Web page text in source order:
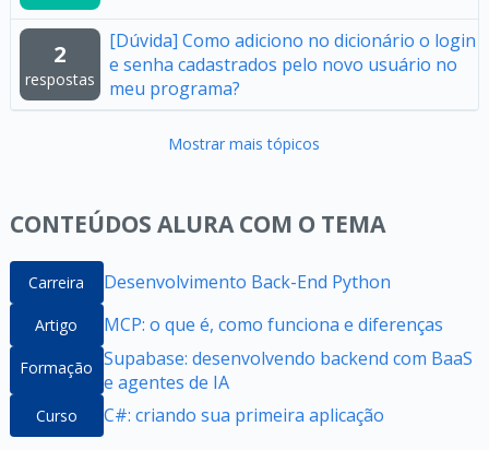
2
respostas
[Dúvida] Como adiciono no dicionário o login
e senha cadastrados pelo novo usuário no
meu programa?
Mostrar mais tópicos
CONTEÚDOS ALURA COM O TEMA
Carreira Desenvolvimento Back-End Python
Artigo MCP: o que é, como funciona e diferenças
Formação Supabase: desenvolvendo backend com BaaS
e agentes de IA
Curso C#: criando sua primeira aplicação